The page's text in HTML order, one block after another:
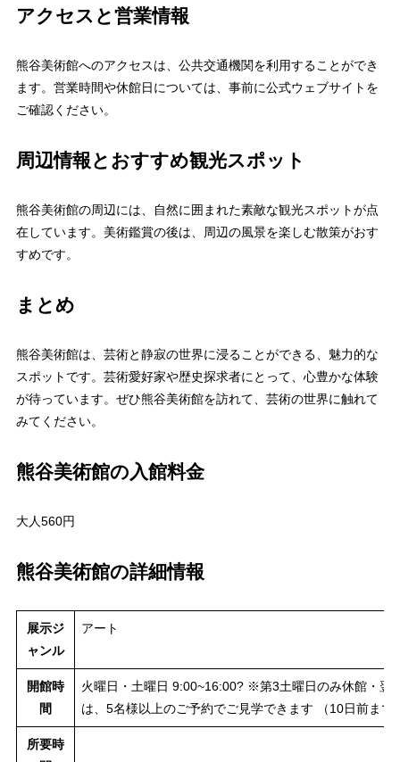
アクセスと営業情報
熊谷美術館へのアクセスは、公共交通機関を利用することができ
ます。営業時間や休館日については、事前に公式ウェブサイトを
ご確認ください。
周辺情報とおすすめ観光スポット
熊谷美術館の周辺には、自然に囲まれた素敵な観光スポットが点
在しています。美術鑑賞の後は、周辺の風景を楽しむ散策がおす
すめです。
まとめ
熊谷美術館は、芸術と静寂の世界に浸ることができる、魅力的な
スポットです。芸術愛好家や歴史探求者にとって、心豊かな体験
が待っています。ぜひ熊谷美術館を訪れて、芸術の世界に触れて
みてください。
熊谷美術館の入館料金
大人560円
熊谷美術館の詳細情報
展示ジ
ャンル
アート
開館時
間
火曜日・土曜日 9:00~16:00? ※第3土曜日のみ休館・翌
は、5名様以上のご予約でご見学できます （10日前まで
所要時